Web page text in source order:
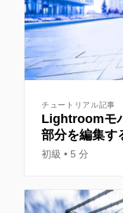
チュートリアル記事
Lightroomモ
部分を編集す
初級 5 分